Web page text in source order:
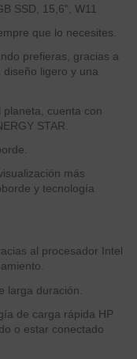
SSD, 15,6", W11
que lo necesites.
prefieras, gracias a
ligero y una
cuenta con
STAR.
más
y tecnología
al procesador Intel
larga duración.
de carga rápida HP
o estar conectado